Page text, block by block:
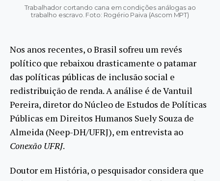
Trabalhador cortando cana em condições análogas ao
trabalho escravo. Foto: Rogério Paiva (Ascom MPT)
Nos anos recentes, o Brasil sofreu um revés
político que rebaixou drasticamente o patamar
das políticas públicas de inclusão social e
redistribuição de renda. A análise é de Vantuil
Pereira, diretor do Núcleo de Estudos de Políticas
Públicas em Direitos Humanos Suely Souza de
Almeida (Neep-DH/UFRJ), em entrevista ao
Conexão UFRJ.
Doutor em História, o pesquisador considera que